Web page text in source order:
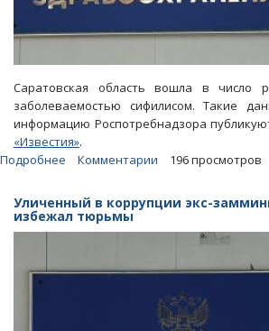
Саратовская область вошла в число
заболеваемостью сифилисом. Такие
информацию Роспотребнадзора
«Известия».
Подробнее
виновниками
«сифилитичности»
области
приезжие
Комментарии 196 просмотров
Уличенный в коррупции экс-
избежал тюрьмы